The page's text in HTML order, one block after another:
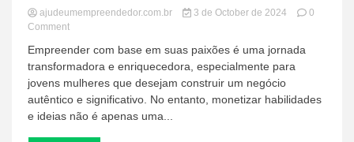
ajudeumempreendedor.com.br 3 de October de 2024
0
Commenton
Paixão
em
Lucro:
Como
Jovens
Mulheres
Podem
Empreender com base em suas paixões é uma jornada
transformadora e enriquecedora, especialmente para
jovens mulheres que desejam construir um negócio
autêntico e significativo. No entanto, monetizar habilidades
e ideias não é apenas uma...